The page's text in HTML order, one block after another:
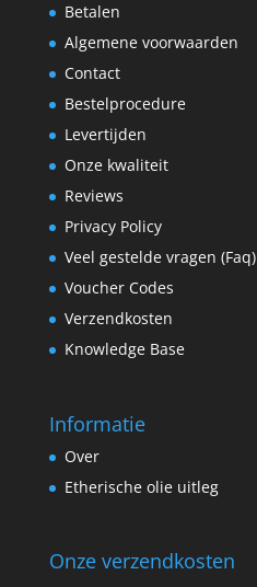
Betalen
Algemene voorwaarden
Contact
Bestelprocedure
Levertijden
Onze kwaliteit
Reviews
Privacy Policy
Veel gestelde vragen (Faq)
Voucher Codes
Verzendkosten
Knowledge Base
Informatie
Over
Etherische olie uitleg
Onze verzendkosten